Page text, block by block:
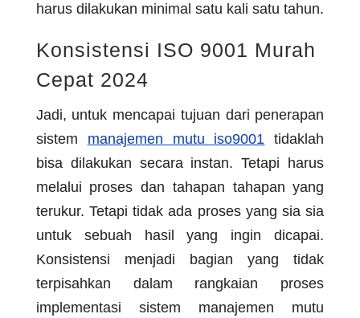
harus dilakukan minimal satu kali satu tahun.
Konsistensi ISO 9001 Murah
Cepat 2024
Jadi, untuk mencapai tujuan dari penerapan
sistem manajemen mutu iso9001 tidaklah
bisa dilakukan secara instan. Tetapi harus
melalui proses dan tahapan tahapan yang
terukur. Tetapi tidak ada proses yang sia sia
untuk sebuah hasil yang ingin dicapai.
Konsistensi menjadi bagian yang tidak
terpisahkan dalam rangkaian proses
implementasi sistem manajemen mutu